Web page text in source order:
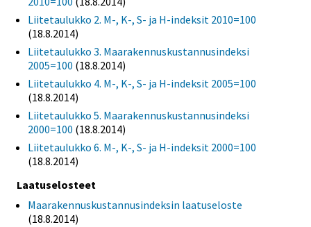
Liitetaulukko 2. M-, K-, S- ja H-indeksit 2010=100
(18.8.2014)
Liitetaulukko 3. Maarakennuskustannusindeksi
2005=100 (18.8.2014)
Liitetaulukko 4. M-, K-, S- ja H-indeksit 2005=100
(18.8.2014)
Liitetaulukko 5. Maarakennuskustannusindeksi
2000=100 (18.8.2014)
Liitetaulukko 6. M-, K-, S- ja H-indeksit 2000=100
(18.8.2014)
Laatuselosteet
Maarakennuskustannusindeksin laatuseloste
(18.8.2014)